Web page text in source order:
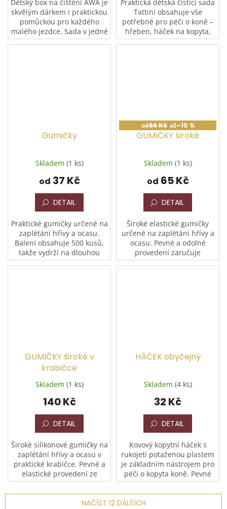
Dětský box na čištění AWA je
skvělým dárkem i praktickou
pomůckou pro každého
malého jezdce. Sada v jedné
atraktivní barvě obsahuje
Praktická dětská čistící sada
Tattini obsahuje vše
potřebné pro péči o koně –
hřeben, háček na kopyta,
štětec na kopyta, masážní
Gumičky
Skladem (1 ks)
od 37 Kč
DETAIL
Praktické gumičky určené na
zaplétání hřívy a ocasu.
Balení obsahuje 500 kusů,
takže vydrží na dlouhou
dobu. Nezbytná pomůcka
od66 Kč až–10 %
GUMIČKY široké
Skladem (1 ks)
od 65 Kč
DETAIL
Široké elastické gumičky
určené na zaplétání hřívy a
ocasu. Pevné a odolné
provedení zaručuje
spolehlivé držení i při
GUMIČKY široké v
krabičce
Skladem (1 ks)
140 Kč
DETAIL
Široké silikonové gumičky na
zaplétání hřívy a ocasu v
praktické krabičce. Pevné a
elastické provedení ze
silikonu zaručuje spolehlivé
držení i při náročném
používání. Krabička...
HÁČEK obyčejný
Skladem (4 ks)
32 Kč
DETAIL
Kovový kopytní háček s
rukojetí potaženou plastem
je základním nástrojem pro
péči o kopyta koně. Pevné
kovové tělo spolehlivě
odstraní nečistoty, kamínky
a zbytky podestýlky z...
NAČÍST 12 DALŠÍCH